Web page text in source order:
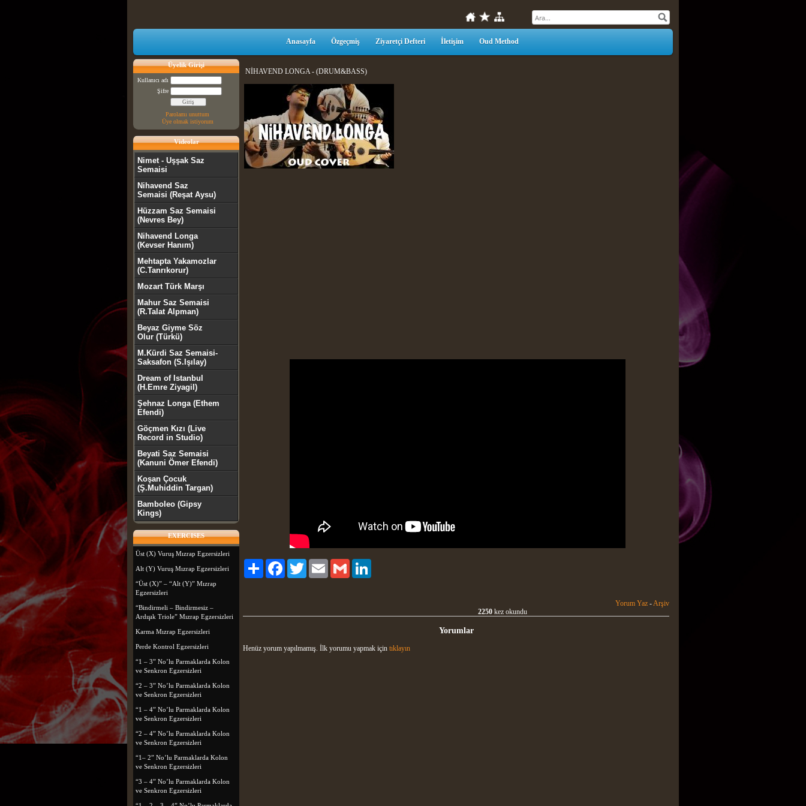
Anasayfa Özgeçmiş Ziyaretçi Defteri İletişim Oud Method
Üyelik Girişi
Kullanıcı adı
Şifre
Parolamı unuttum
Üye olmak istiyorum
Videolar
Nimet - Uşşak Saz
Semaisi
Nihavend Saz
Semaisi (Reşat Aysu)
Hüzzam Saz Semaisi
(Nevres Bey)
Nihavend Longa
(Kevser Hanım)
Mehtapta Yakamozlar
(C.Tanrıkorur)
Mozart Türk Marşı
Mahur Saz Semaisi
(R.Talat Alpman)
Beyaz Giyme Söz
Olur (Türkü)
M.Kürdi Saz Semaisi-
Saksafon (S.Işılay)
Dream of Istanbul
(H.Emre Ziyagil)
Şehnaz Longa (Ethem
Efendi)
Göçmen Kızı (Live
Record in Studio)
Beyati Saz Semaisi
(Kanuni Ömer Efendi)
Koşan Çocuk
(Ş.Muhiddin Targan)
Bamboleo (Gipsy
Kings)
EXERCISES
Üst (X) Vuruş Mızrap Egzersizleri
Alt (Y) Vuruş Mızrap Egzersizleri
“Üst (X)” – “Alt (Y)” Mızrap
Egzersizleri
“Bindirmeli – Bindirmesiz –
Ardışık Triole” Mızrap Egzersizleri
Karma Mızrap Egzersizleri
Perde Kontrol Egzersizleri
“1 – 3” No’lu Parmaklarda Kolon
ve Senkron Egzersizleri
“2 – 3” No’lu Parmaklarda Kolon
ve Senkron Egzersizleri
“1 – 4” No’lu Parmaklarda Kolon
ve Senkron Egzersizleri
“2 – 4” No’lu Parmaklarda Kolon
ve Senkron Egzersizleri
“1– 2” No’lu Parmaklarda Kolon
ve Senkron Egzersizleri
“3 – 4” No’lu Parmaklarda Kolon
ve Senkron Egzersizleri
NİHAVEND LONGA - (DRUM&BASS)
Paylaş FacebookTwitter Email Gmail
Yorum Yaz -Arşiv
2250 kez okundu
Yorumlar
Henüz yorum yapılmamış. İlk yorumu yapmak için tıklayın